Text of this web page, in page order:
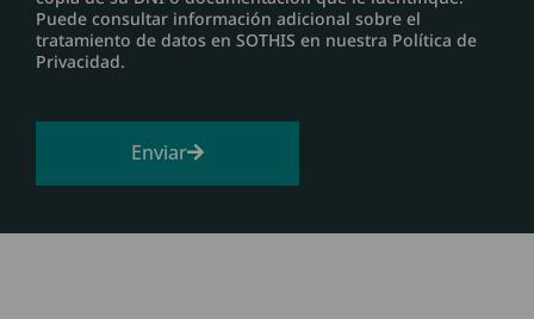
Puede consultar información adicional sobre el
tratamiento de datos en SOTHIS en nuestra Política de
Privacidad.
Enviar